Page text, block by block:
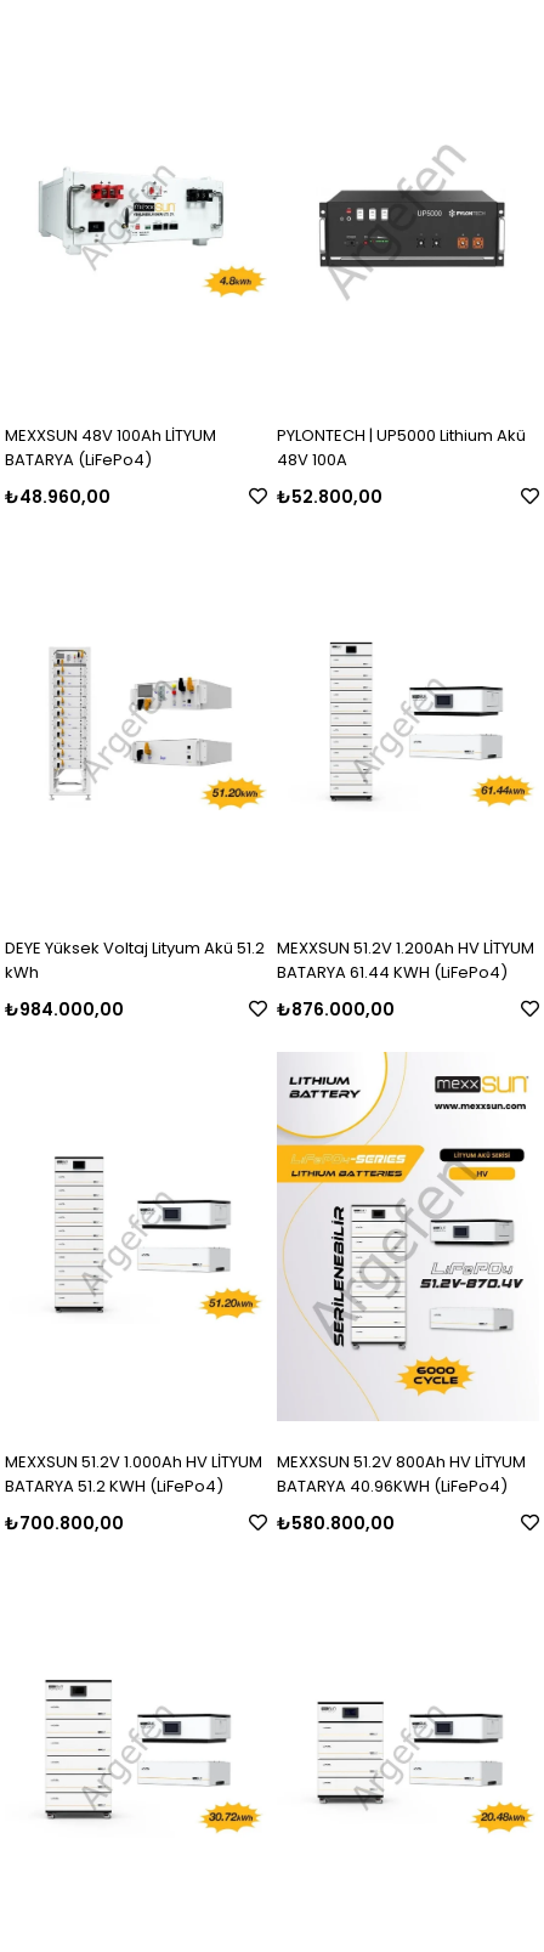
MEXXSUN 48V 100Ah LİTYUM
BATARYA (LiFePo4)
₺48.960,00
PYLONTECH | UP5000 Lithium Akü
48V 100A
₺52.800,00
DEYE Yüksek Voltaj Lityum Akü 51.2
kWh
₺984.000,00
MEXXSUN 51.2V 1.200Ah HV LİTYUM
BATARYA 61.44 KWH (LiFePo4)
₺876.000,00
MEXXSUN 51.2V 1.000Ah HV LİTYUM
BATARYA 51.2 KWH (LiFePo4)
₺700.800,00
MEXXSUN 51.2V 800Ah HV LİTYUM
BATARYA 40.96KWH (LiFePo4)
₺580.800,00